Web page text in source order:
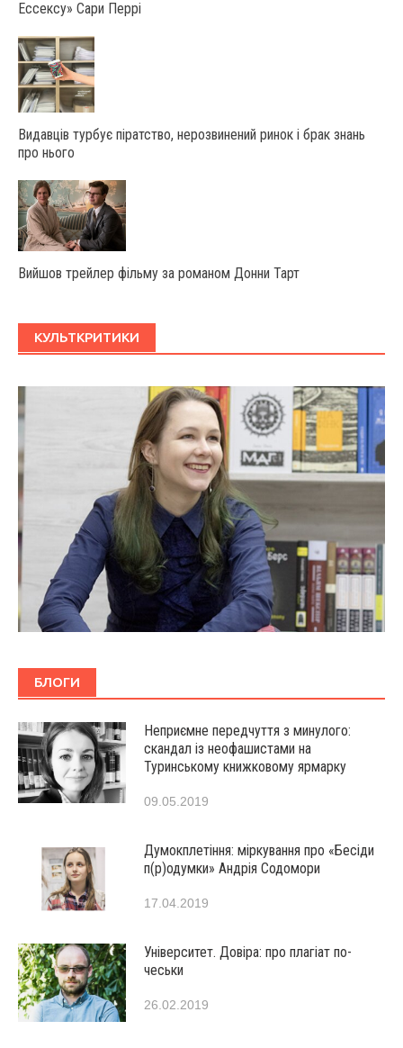
Ессексу» Сари Перрі
Видавців турбує піратство, нерозвинений ринок і брак знань
про нього
Вийшов трейлер фільму за романом Донни Тарт
КУЛЬТКРИТИКИ
БЛОГИ
Неприємне передчуття з минулого:
скандал із неофашистами на
Туринському книжковому ярмарку
09.05.2019
Думокплетіння: міркування про «Бесіди
п(р)одумки» Андрія Содомори
17.04.2019
Університет. Довіра: про плагіат по-
чеськи
26.02.2019